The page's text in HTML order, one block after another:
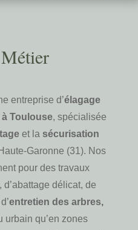
entreprise d’élagage
Toulouse, spécialisée
et la sécurisation
Garonne (31). Nos
pour des travaux
d’abattage délicat, de
entretien des arbres,
urbain qu’en zones